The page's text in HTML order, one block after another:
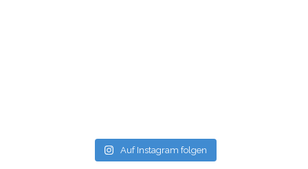
Auf Instagram folgen